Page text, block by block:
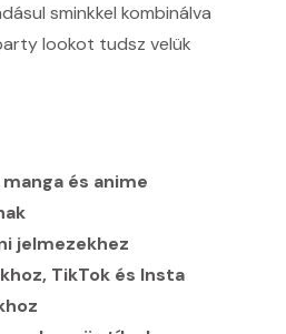
sminkkel kombinálva
lookot tudsz velük
és anime
jelmezekhez
TikTok és Insta